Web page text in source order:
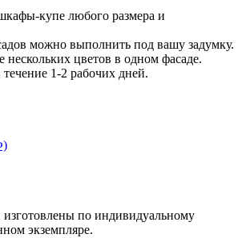
купе любого размера и
можно выполнить под вашу задумку.
нескольких цветов в одном фасаде.
течение 1-2 рабочих дней.
по индивидуальному
экземпляре.